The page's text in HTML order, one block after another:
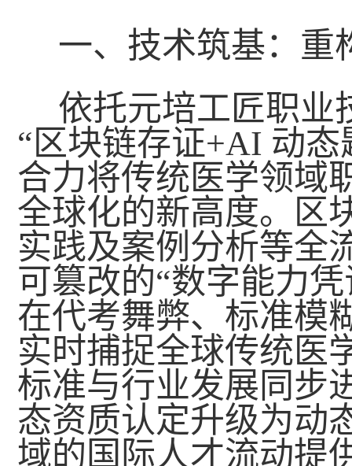
一、技术筑基：重
依托元培工匠职业
“区块链存证+AI 动
合力将传统医学领域
全球化的新高度。区
实践及案例分析等全
可篡改的“数字能力
在代考舞弊、标准模
实时捕捉全球传统医
标准与行业发展同步
态资质认定升级为动
域的国际人才流动提